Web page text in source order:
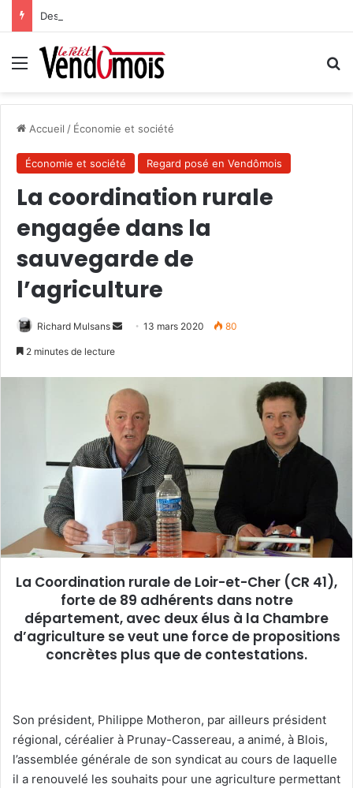
Des projets futurs pour les aidants
Menu
Accueil / Économie et société
Économie et société Regard posé en Vendômois
La coordination rurale
engagée dans la
sauvegarde de
l’agriculture
Richard Mulsans
e
r
u
n
c
o
u
r
i
13 mars 2020 80
2 minutes de lecture
La Coordination rurale de Loir-et-Cher (CR 41),
forte de 89 adhérents dans notre
département, avec deux élus à la Chambre
d’agriculture se veut une force de propositions
concrètes plus que de contestations.
Son président, Philippe Motheron, par ailleurs président
régional, céréalier à Prunay-Cassereau, a animé, à Blois,
l’assemblée générale de son syndicat au cours de laquelle
il a renouvelé les souhaits pour une agriculture permettant